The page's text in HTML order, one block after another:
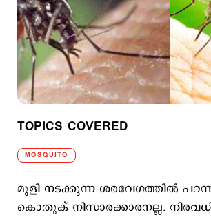
TOPICS COVERED
MOSQUITO
മൂളി നടക്കുന്ന ശരവേഗത്തില്‍
കൊതുക് നിസാരക്കാരനല്ല.